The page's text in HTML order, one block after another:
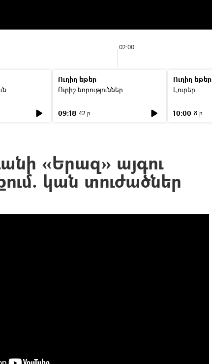
02:00
Ուղիղ եթեր
Ուրիշ նորություններ
09:18 42 ր
Ուղիղ եթեր
Լուրեր
10:00 8 ր
«Երազ» այգու
կան տուժածներ